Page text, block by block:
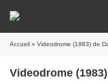
Accueil » Videodrome (1983) de
Videodrome